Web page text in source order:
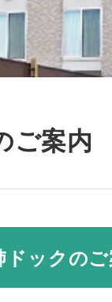
ご案内
ドックの